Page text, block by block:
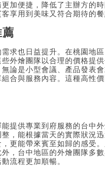
加便捷，降低了主辦方的
享用到美味又符合期待的餐
求也日益提升。在桃園地
外燴團隊以合理的價格提
論是小型會議、產品發表
合與服務內容。這種高性
提供專業到府服務的台中
，能根據當天的實際狀況
更能帶來賓至如歸的感受
，台中地區的外燴團隊多
流程更加順暢。